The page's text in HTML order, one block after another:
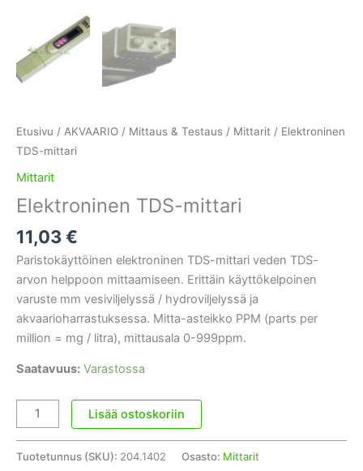
Etusivu / AKVAARIO / Mittaus & Testaus / Mittarit / Elektroninen
TDS-mittari
Mittarit
Elektroninen TDS-mittari
11,03€
Paristokäyttöinen elektroninen TDS-mittari veden TDS-
arvon helppoon mittaamiseen. Erittäin käyttökelpoinen
varuste mm vesiviljelyssä / hydroviljelyssä ja
akvaarioharrastuksessa. Mitta-asteikko PPM (parts per
million = mg / litra), mittausala 0-999ppm.
Saatavuus: Varastossa
Elektroninen
TDS-
Lisää ostoskoriin
Tuotetunnus (SKU): 204.1402 Osasto: Mittarit